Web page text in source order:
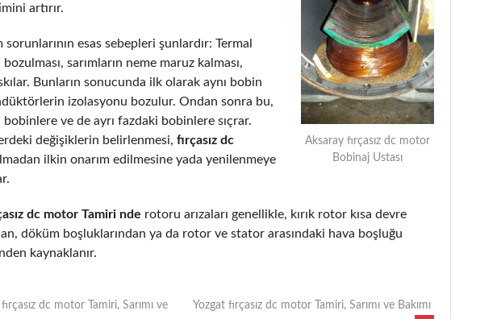
Aksaray fırçasız dc motor
Bobinaj Ustası
artırır.
sorunlarının esas sebepleri şunlardır: Termal
sarımların neme maruz kalması,
Bunların sonucunda ilk olarak aynı bobin
izolasyonu bozulur. Ondan sonra bu,
bobinlere ve de ayrı fazdaki bobinlere sıçrar.
değişiklerin belirlenmesi, fırçasız dc
ilkin onarım edilmesine yada yenilenmeye
dc motor Tamiri nde rotoru arızaları genellikle, kırık rotor kısa devre
döküm boşluklarından ya da rotor ve stator arasındaki hava boşluğu
kaynaklanır.
dc motor Tamiri, Sarımı ve
Yozgat fırçasız dc motor Tamiri, Sarımı ve Bakımı